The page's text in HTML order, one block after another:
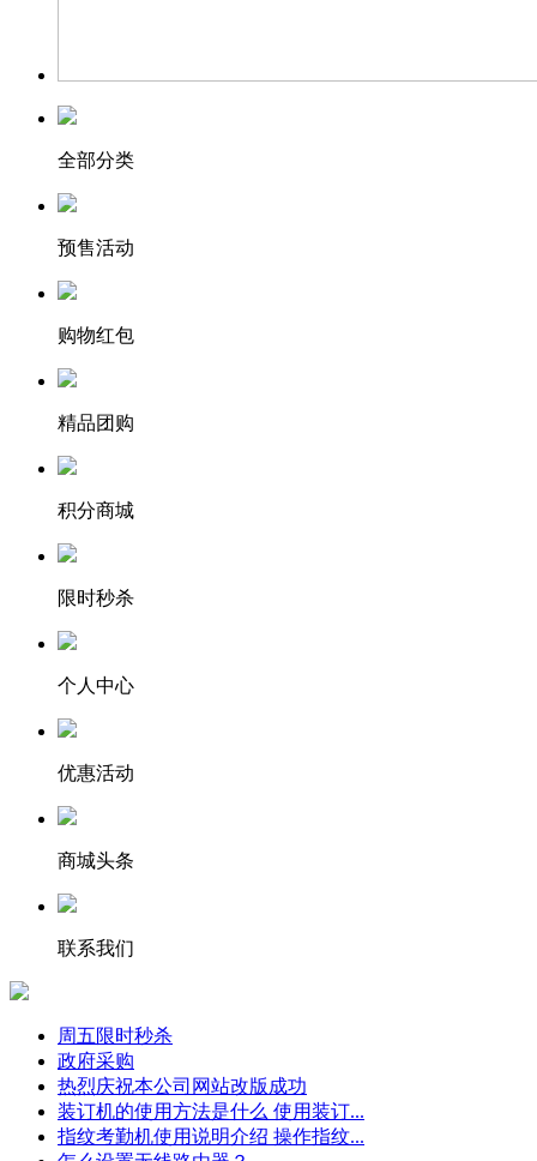
全部分类
预售活动
购物红包
精品团购
积分商城
限时秒杀
个人中心
优惠活动
商城头条
联系我们
周五限时秒杀
政府采购
热烈庆祝本公司网站改版成功
装订机的使用方法是什么 使用装订...
指纹考勤机使用说明介绍 操作指纹...